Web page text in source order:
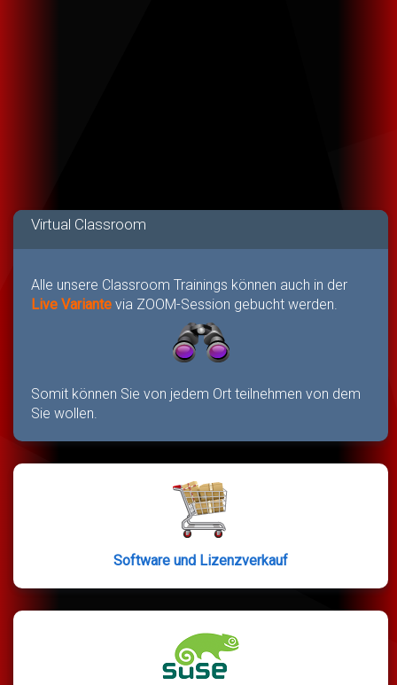
Virtual Classroom
Alle unsere Classroom Trainings können auch in der
Live Variante via ZOOM-Session gebucht werden.
Somit können Sie von jedem Ort teilnehmen von dem
Sie wollen.
Software und Lizenzverkauf